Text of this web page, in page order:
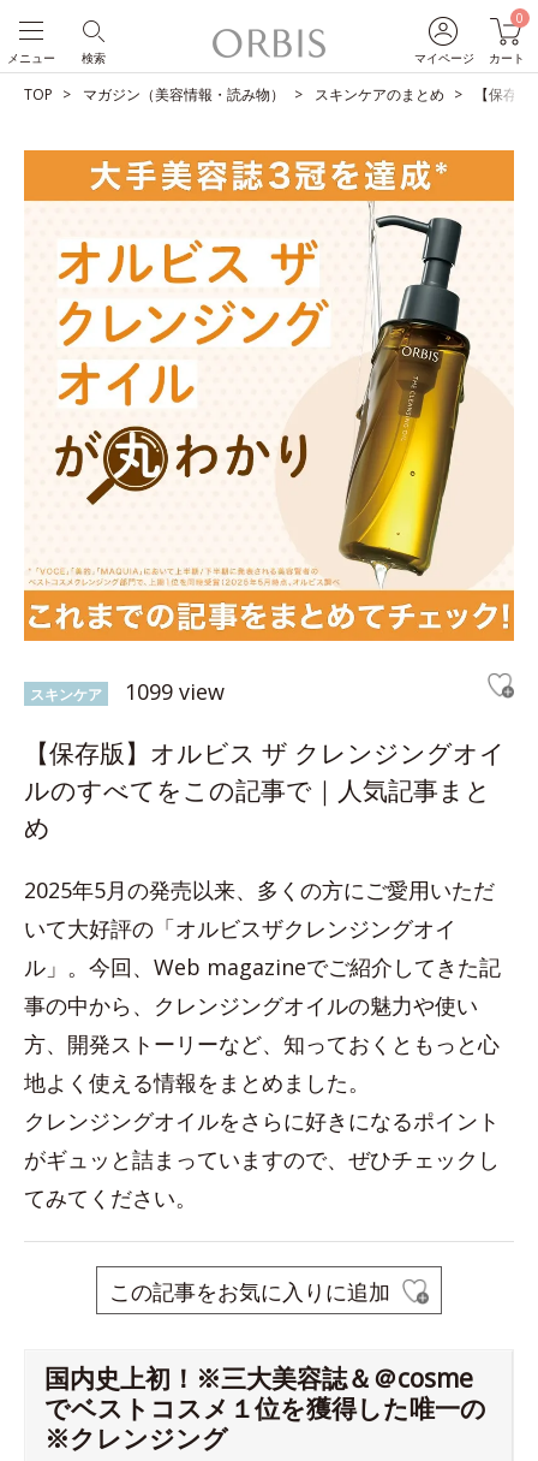
マイページ
0
カート
検索
メニュー
TOP マガジン（美容情報・読み物） スキンケアのまとめ 【保存
スキンケア 1099 view
【保存版】オルビス ザ クレンジングオイ
ルのすべてをこの記事で｜人気記事まと
め
2025年5月の発売以来、多くの方にご愛用いただ
いて大好評の「オルビスザクレンジングオイ
ル」。今回、Web magazineでご紹介してきた記
事の中から、クレンジングオイルの魅力や使い
方、開発ストーリーなど、知っておくともっと心
地よく使える情報をまとめました。
クレンジングオイルをさらに好きになるポイント
がギュッと詰まっていますので、ぜひチェックし
てみてください。
この記事をお気に入りに追加
国内史上初！※三大美容誌＆＠cosme
でベストコスメ１位を獲得した唯一の
※クレンジング